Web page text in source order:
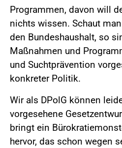
Programmen, davon will
nichts wissen. Schaut
den Bundeshaushalt, so
Maßnahmen und
und Suchtprävention
konkreter Politik.
Wir als DPolG können
vorgesehene
bringt ein
hervor, das schon wegen